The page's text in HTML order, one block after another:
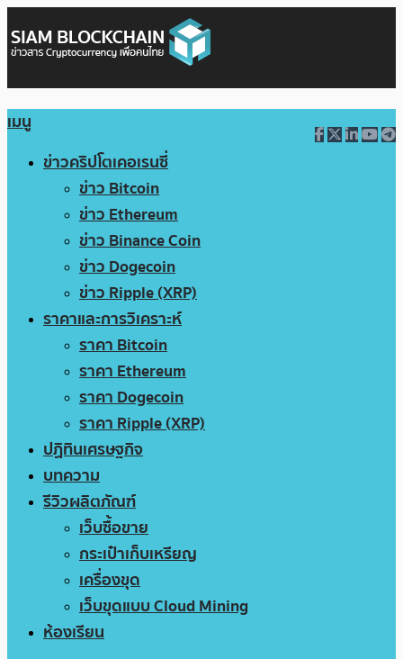
เมนู
ข่าวคริปโตเคอเรนซี่
ข่าว Bitcoin
ข่าว Ethereum
ข่าว Binance Coin
ข่าว Dogecoin
ข่าว Ripple (XRP)
ราคาและการวิเคราะห์
ราคา Bitcoin
ราคา Ethereum
ราคา Dogecoin
ราคา Ripple (XRP)
ปฏิทินเศรษฐกิจ
บทความ
รีวิวผลิตภัณฑ์
เว็บซื้อขาย
กระเป๋าเก็บเหรียญ
เครื่องขุด
เว็บขุดแบบ Cloud Mining
ห้องเรียน